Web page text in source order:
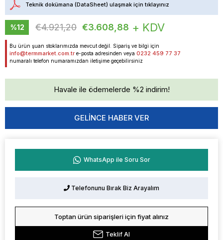
Teknik dokümana (DataSheet) ulaşmak için tıklayınız
%12
İndirim
€4.921,20 €3.608,88 + KDV
Bu ürün şuan stoklarımızda mevcut değil. Sipariş ve bilgi için
info@termmarket.com.tr e-posta adresinden veya 0232 459 77 37
numaralı telefon numaramızdan iletişime geçebilirsiniz
Havale ile ödemelerde %2 indirim!
GELINCE HABER VER
WhatsApp ile Soru Sor
Telefonunu Bırak Biz Arayalım
Toptan ürün siparişleri için fiyat alınız
Teklif Al